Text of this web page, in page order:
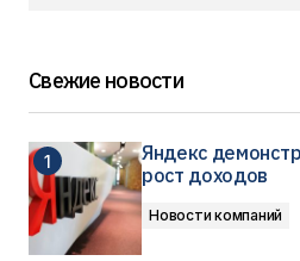
Свежие новости
Яндекс
рост доходов
Новости компаний